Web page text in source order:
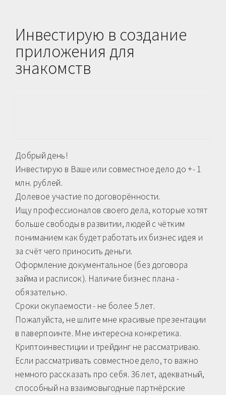
Инвестирую в создание
приложения для
знакомств
Добрый день!
Инвестирую в Ваше или совместное дело до +- 1
млн. рублей.
Долевое участие по договорённости.
Ищу профессионалов своего дела, которые хотят
больше свободы в развитии, людей с чётким
пониманием как будет работать их бизнес идея и
за счёт чего приносить деньги.
Оформление документальное (без договора
займа и расписок). Наличие бизнес плана -
обязательно.
Сроки окупаемости - не более 5 лет.
Пожалуйста, не шлите мне красивые презентации
в паверпоинте. Мне интересна конкретика.
Криптоинвестиции и трейдинг не рассматриваю.
Если рассматривать совместное дело, то важно
немного рассказать про себя. 36 лет, адекватный,
способный на взаимовыгодные партнёрские